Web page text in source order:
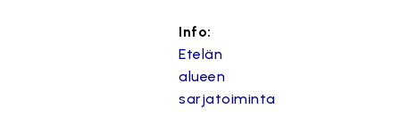
Info:
Etelän
alueen
sarjatoiminta